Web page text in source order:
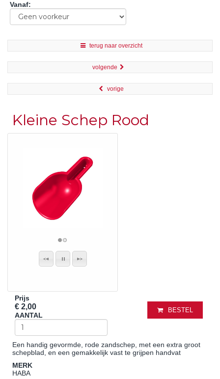
Vanaf:
terug naar overzicht
volgende
vorige
Kleine Schep Rood
Prijs
€ 2,00
AANTAL
BESTEL
Een handig gevormde, rode zandschep, met een extra groot
schepblad, en een gemakkelijk vast te grijpen handvat
MERK
HABA